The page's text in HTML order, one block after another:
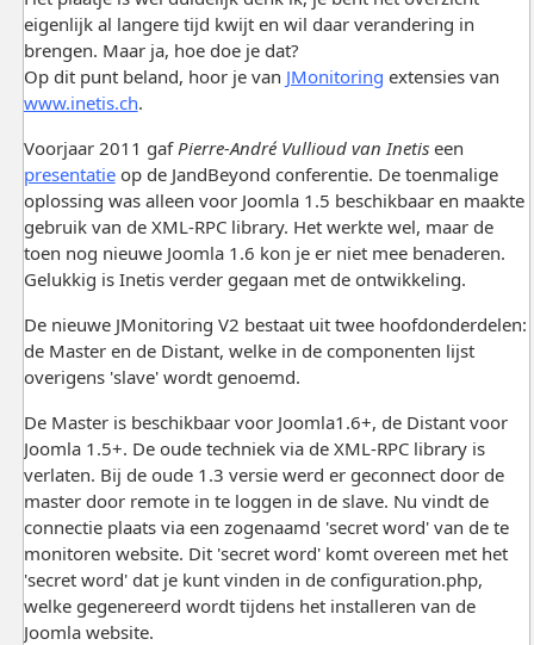
eigenlijk al langere tijd kwijt en wil daar verandering in
brengen. Maar ja, hoe doe je dat?
Op dit punt beland, hoor je van JMonitoring extensies van
www.inetis.ch.
Voorjaar 2011 gaf Pierre-André Vullioud van Inetiseen
presentatieop de JandBeyond conferentie. De toenmalige
oplossing was alleen voor Joomla 1.5 beschikbaar en maakte
gebruik van de XML-RPC library. Het werkte wel, maar de
toen nog nieuwe Joomla 1.6 kon je er niet mee benaderen.
Gelukkig is Inetis verder gegaan met de ontwikkeling.
De nieuwe JMonitoring V2 bestaat uit twee hoofdonderdelen:
de Master en de Distant, welke in de componenten lijst
overigens 'slave' wordt genoemd.
De Master is beschikbaar voor Joomla1.6+, de Distant voor
Joomla 1.5+. De oude techniek via de XML-RPC library is
verlaten. Bij de oude 1.3 versie werd er geconnect door de
master door remote in te loggen in de slave. Nu vindt de
connectie plaats via een zogenaamd 'secret word' van de te
monitoren website. Dit 'secret word' komt overeen met het
'secret word' dat je kunt vinden in de configuration.php,
welke gegenereerd wordt tijdens het installeren van de
Joomla website.